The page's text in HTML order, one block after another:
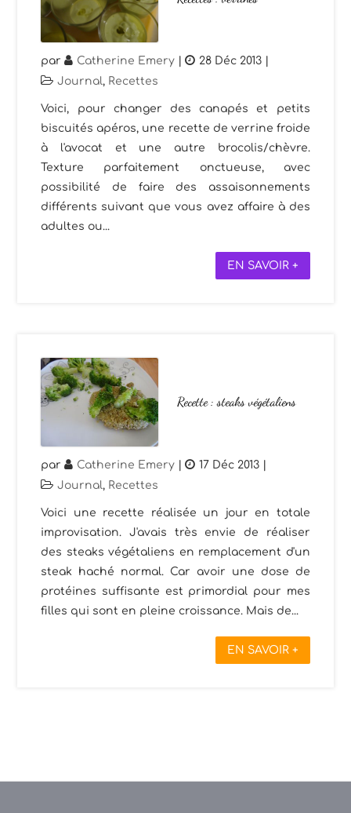
par Catherine Emery | 28 Déc 2013
Journal, Recettes
Voici, pour changer des canapés et petits
biscuités apéros, une recette de verrine froide
à l'avocat et une autre brocolis/chèvre.
Texture parfaitement onctueuse, avec
possibilité de faire des assaisonnements
différents suivant que vous avez affaire à des
adultes ou...
EN SAVOIR +
Recette : steaks végétaliens
par Catherine Emery | 17 Déc 2013 |
Journal, Recettes
Voici une recette réalisée un jour en totale
improvisation. J'avais très envie de réaliser
des steaks végétaliens en remplacement d'un
steak haché normal. Car avoir une dose de
protéines suffisante est primordial pour mes
filles qui sont en pleine croissance. Mais de...
EN SAVOIR +